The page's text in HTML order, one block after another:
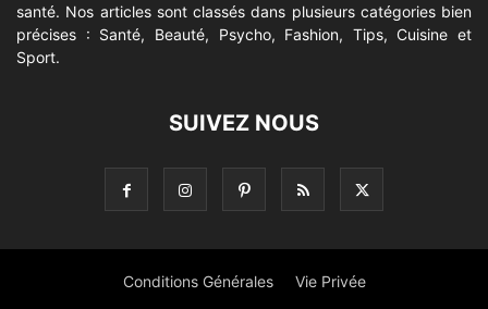
santé. Nos articles sont classés dans plusieurs catégories bien
précises : Santé, Beauté, Psycho, Fashion, Tips, Cuisine et
Sport.
SUIVEZ NOUS
Conditions Générales Vie Privée